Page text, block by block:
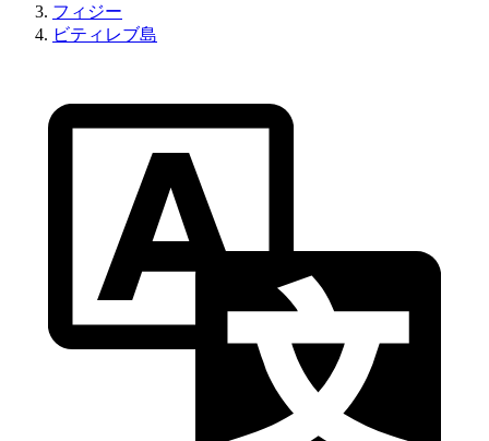
フィジー
ビティレブ島